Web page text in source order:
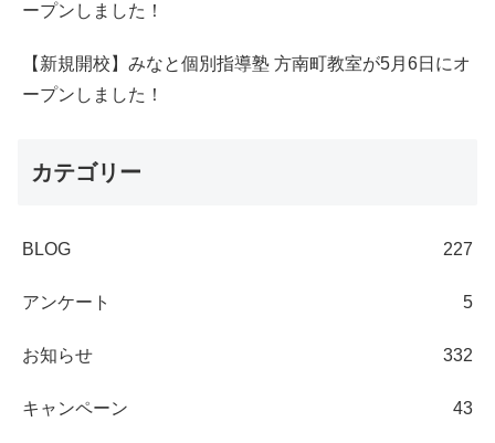
ープンしました！
【新規開校】みなと個別指導塾 方南町教室が5月6日にオ
ープンしました！
カテゴリー
BLOG 227
アンケート 5
お知らせ 332
キャンペーン 43